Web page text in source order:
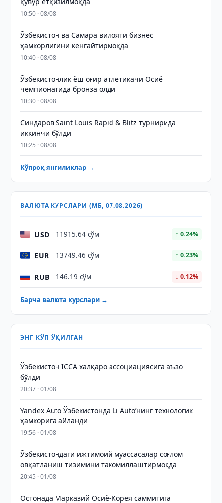
10:50 · 08/08
Ўзбекистон ва Самара вилояти бизнес
ҳамкорлигини кенгайтирмоқда
10:40 · 08/08
Ўзбекистонлик ёш оғир атлетикачи Осиё
чемпионатида бронза олди
10:30 · 08/08
Синдаров Saint Louis Rapid & Blitz турнирида
иккинчи бўлди
10:25 · 08/08
Кўпроқ янгиликлар →
ВАЛЮТА КУРСЛАРИ (МБ, 07.08.2026)
USD 11915.64 сўм ↑ 0.24%
EUR 13749.46 сўм ↑ 0.23%
RUB 146.19 сўм ↓ 0.12%
Барча валюта курслари →
ЭНГ КЎП ЎҚИЛГАН
Ўзбекистон ICCA халқаро ассоциациясига аъзо
бўлди
20:37 · 01/08
Yandex Auto Ўзбекистонда Li Auto’нинг технологик
ҳамкорига айланди
19:56 · 01/08
Ўзбекистондаги ижтимоий муассасалар соғлом
овқатланиш тизимини такомиллаштирмоқда
20:45 · 01/08
Остонада Марказий Осиё-Корея саммитига